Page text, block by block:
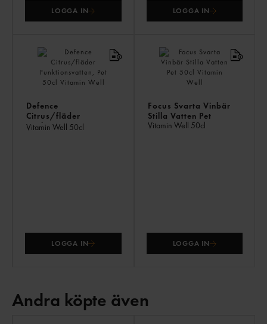
LOGGA IN LOGGA IN
Defence
Citrus/fläder
Funktionsvatten, Pet
Vitamin Well 50cl
LOGGA IN
Focus Svarta Vinbär
Stilla Vatten Pet
Vitamin Well 50cl
LOGGA IN
Andra köpte även